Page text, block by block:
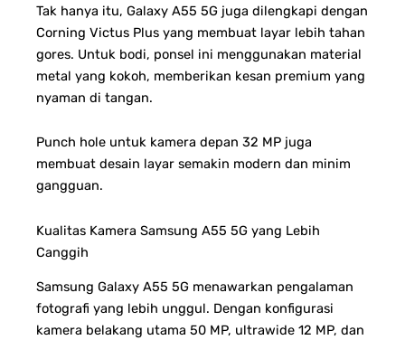
Tak hanya itu, Galaxy A55 5G juga dilengkapi dengan
Corning Victus Plus yang membuat layar lebih tahan
gores. Untuk bodi, ponsel ini menggunakan material
metal yang kokoh, memberikan kesan premium yang
nyaman di tangan.
Punch hole untuk kamera depan 32 MP juga
membuat desain layar semakin modern dan minim
gangguan.
Kualitas Kamera Samsung A55 5G yang Lebih
Canggih
Samsung Galaxy A55 5G menawarkan pengalaman
fotografi yang lebih unggul. Dengan konfigurasi
kamera belakang utama 50 MP, ultrawide 12 MP, dan